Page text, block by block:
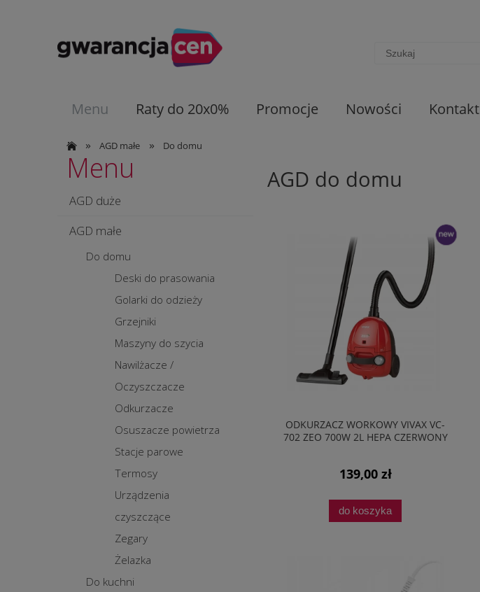
Menu Raty do 20x0% Promocje Nowości Kontakt
» AGD małe » Do domu
Menu
AGD duże
AGD małe
Do domu
Deski do prasowania
Golarki do odzieży
Grzejniki
Maszyny do szycia
Nawilżacze /
Oczyszczacze
Odkurzacze
Osuszacze powietrza
Stacje parowe
Termosy
Urządzenia
czyszczące
Zegary
Żelazka
Do kuchni
AGD do domu
ODKURZACZ WORKOWY VIVAX VC-
702 ZEO 700W 2L HEPA CZERWONY
139,00 zł
do koszyka
nowość